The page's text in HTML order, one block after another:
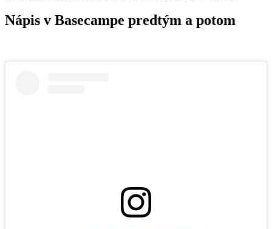
Nápis v Basecampe predtým a potom